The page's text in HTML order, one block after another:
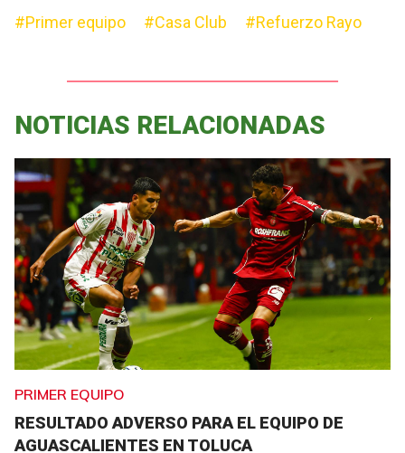
#Primer equipo #Casa Club #Refuerzo Rayo
NOTICIAS RELACIONADAS
PRIMER EQUIPO
RESULTADO ADVERSO PARA EL EQUIPO DE
AGUASCALIENTES EN TOLUCA